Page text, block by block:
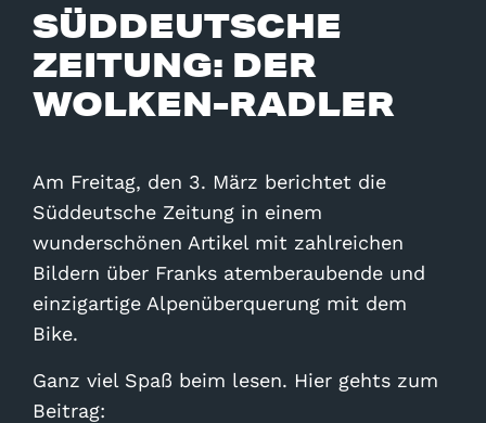
SÜDDEUTSCHE
ZEITUNG: DER
WOLKEN-RADLER
Am Freitag, den 3. März berichtet die
Süddeutsche Zeitung in einem
wunderschönen Artikel mit zahlreichen
Bildern über Franks atemberaubende und
einzigartige Alpenüberquerung mit dem
Bike.
Ganz viel Spaß beim lesen. Hier gehts zum
Beitrag: